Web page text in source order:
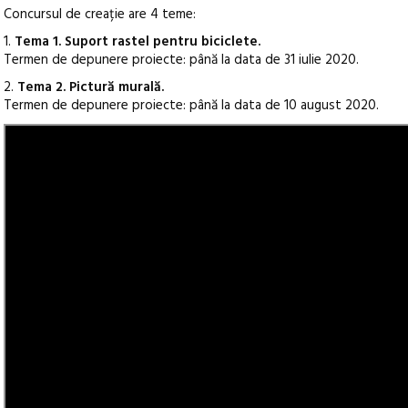
Concursul de creație are 4 teme:
1. Tema 1. Suport rastel pentru biciclete.
Termen de depunere proiecte: până la data de 31 iulie 2020.
2. Tema 2. Pictură murală.
Termen de depunere proiecte: până la data de 10 august 2020.